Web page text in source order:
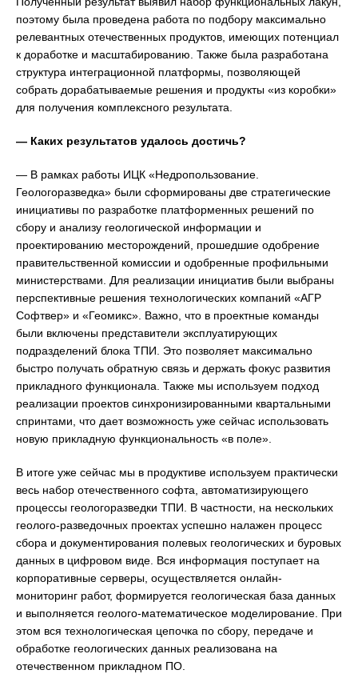
поэтому была проведена работа по подбору максимально
релевантных отечественных продуктов, имеющих потенциал
к доработке и масштабированию. Также была разработана
структура интеграционной платформы, позволяющей
собрать дорабатываемые решения и продукты «из коробки»
для получения комплексного результата.
— Каких результатов удалось достичь?
— В рамках работы ИЦК «Недропользование.
Геологоразведка» были сформированы две стратегические
инициативы по разработке платформенных решений по
сбору и анализу геологической информации и
проектированию месторождений, прошедшие одобрение
правительственной комиссии и одобренные профильными
министерствами. Для реализации инициатив были выбраны
перспективные решения технологических компаний «АГР
Софтвер» и «Геомикс». Важно, что в проектные команды
были включены представители эксплуатирующих
подразделений блока ТПИ. Это позволяет максимально
быстро получать обратную связь и держать фокус развития
прикладного функционала. Также мы используем подход
реализации проектов синхронизированными квартальными
спринтами, что дает возможность уже сейчас использовать
новую прикладную функциональность «в поле».
В итоге уже сейчас мы в продуктиве используем практически
весь набор отечественного софта, автоматизирующего
процессы геологоразведки ТПИ. В частности, на нескольких
геолого-разведочных проектах успешно налажен процесс
сбора и документирования полевых геологических и буровых
данных в цифровом виде. Вся информация поступает на
корпоративные серверы, осуществляется онлайн-
мониторинг работ, формируется геологическая база данных
и выполняется геолого-математическое моделирование. При
этом вся технологическая цепочка по сбору, передаче и
обработке геологических данных реализована на
отечественном прикладном ПО.